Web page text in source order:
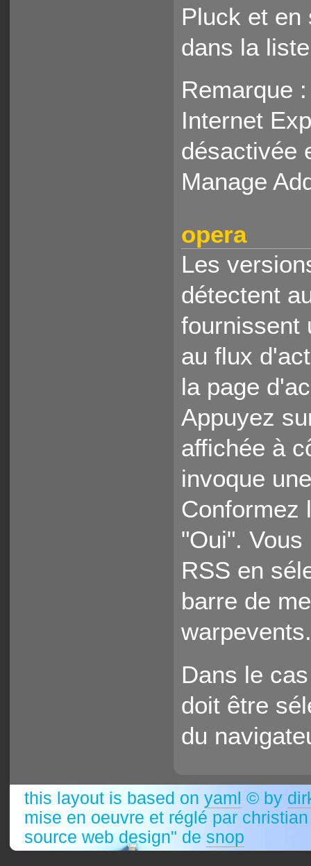
Pluck et en
dans la
Remarque
Internet
désactivée
Manage
opera
Les
détectent
fournissent
au flux
la page
Appuyez
affichée à
invoque
Conformez
"Oui".
RSS en
barre de
Dans le
doit être
du
this layout is based on yaml © by
mise en oeuvre et réglé par
source web design" de snop